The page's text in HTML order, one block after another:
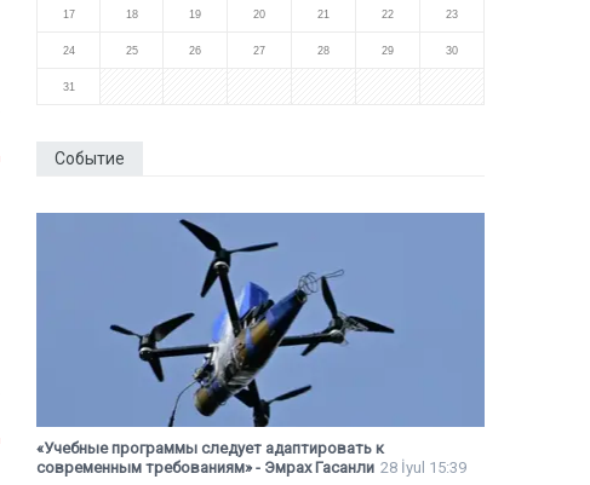
17 18 19 20 21 22 23
24 25 26 27 28 29 30
31
Событие
«Учебные программы следует адаптировать к
современным требованиям» - Эмрах Гасанли 28 İyul 15:39